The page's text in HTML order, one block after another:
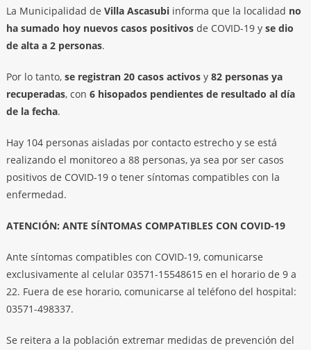
La Municipalidad de Villa Ascasubiinforma que la localidad no
ha sumado hoy nuevos casos positivos de COVID-19 y se dio
de alta a 2 personas.
Por lo tanto, se registran 20 casos activos y 82 personas ya
recuperadas, con 6 hisopados pendientes de resultado al día
de la fecha.
Hay 104 personas aisladas por contacto estrecho y se está
realizando el monitoreo a 88 personas, ya sea por ser casos
positivos de COVID-19 o tener síntomas compatibles con la
enfermedad.
ATENCIÓN: ANTE SÍNTOMAS COMPATIBLES CON COVID-19
Ante síntomas compatibles con COVID-19, comunicarse
exclusivamente al celular 03571-15548615 en el horario de 9 a
22. Fuera de ese horario, comunicarse al teléfono del hospital:
03571-498337.
Se reitera a la población extremar medidas de prevención del